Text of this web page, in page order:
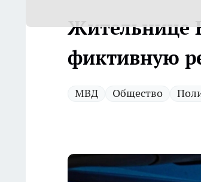
Жительнице
фиктивную
МВД Общество